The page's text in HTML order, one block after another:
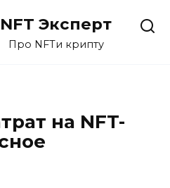
NFT Эксперт
Про NFTи крипту
на NFT-